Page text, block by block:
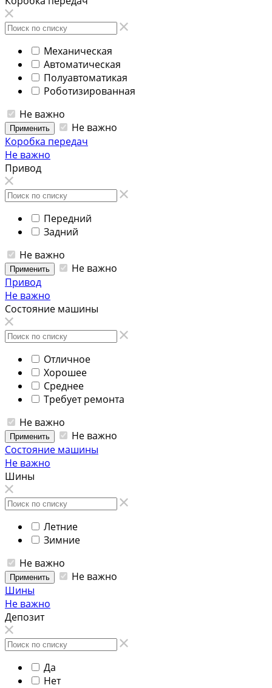
Механическая
Автоматическая
Полуавтоматикая
Роботизированная
Не важно
Применить
Не важно
Коробка передач
Не важно
Привод
Передний
Задний
Не важно
Применить
Не важно
Привод
Не важно
Состояние машины
Отличное
Хорошее
Среднее
Требует ремонта
Не важно
Применить
Не важно
Состояние машины
Не важно
Шины
Летние
Зимние
Не важно
Применить
Не важно
Шины
Не важно
Депозит
Да
Нет